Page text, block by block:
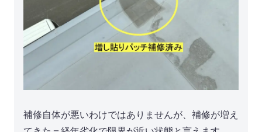
補修自体が悪いわけではありませんが、補修が増え